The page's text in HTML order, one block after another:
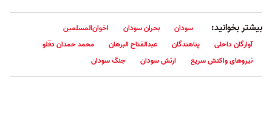
بیشتر بخوانید: سودان بحران سودان
اخوان‌المسلمین
آوارگان داحلی
پناهندگان عبدالفتاح البرهان
محمد حمدان دقلو
نیروهای واکنش سریع
ارتش سودان جنگ سودان